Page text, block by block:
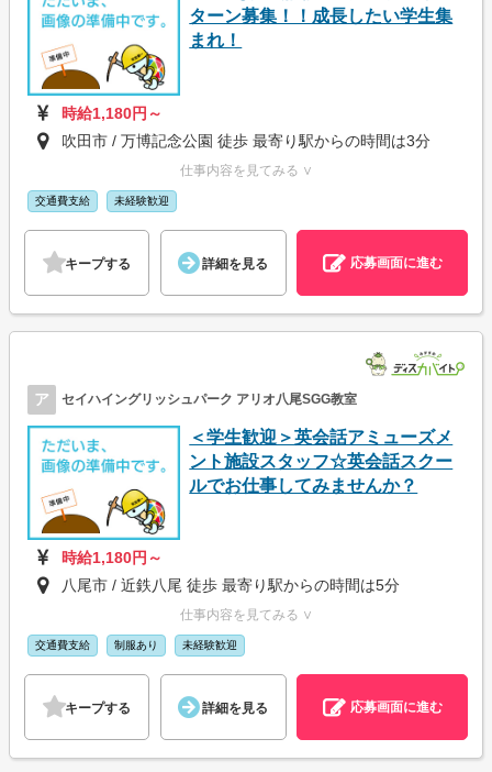
ターン募集！！成長したい学生集
まれ！
時給1,180円～
吹田市 / 万博記念公園 徒歩 最寄り駅からの時間は3分
仕事内容を見てみる ∨
交通費支給 未経験歓迎
キープする 詳細を見る 応募画面に進む
ア セイハイングリッシュパーク アリオ八尾SGG教室
＜学生歓迎＞英会話アミューズメ
ント施設スタッフ☆英会話スクー
ルでお仕事してみませんか？
時給1,180円～
八尾市 / 近鉄八尾 徒歩 最寄り駅からの時間は5分
仕事内容を見てみる ∨
交通費支給 制服あり 未経験歓迎
キープする 詳細を見る 応募画面に進む